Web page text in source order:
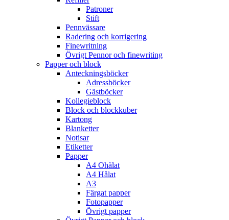
Patroner
Stift
Pennvässare
Radering och korrigering
Finewritning
Övrigt Pennor och finewriting
Papper och block
Anteckningsböcker
Adressböcker
Gästböcker
Kollegieblock
Block och blockkuber
Kartong
Blanketter
Notisar
Etiketter
Papper
A4 Ohålat
A4 Hålat
A3
Färgat papper
Fotopapper
Övrigt papper